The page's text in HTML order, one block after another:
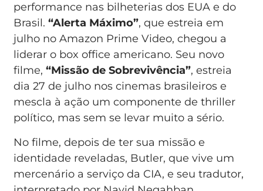
performance nas bilheterias dos EUA e do
Brasil.“Alerta Máximo”, que estreia em
julho no Amazon Prime Video, chegou a
liderar o box office americano. Seu novo
filme,“Missão de Sobrevivência”, estreia
dia 27 de julho nos cinemas brasileiros e
mescla à ação um componente de thriller
político, mas sem se levar muito a sério.
No filme, depois de ter sua missão e
identidade reveladas, Butler, que vive um
mercenário a serviço da CIA, e seu tradutor,